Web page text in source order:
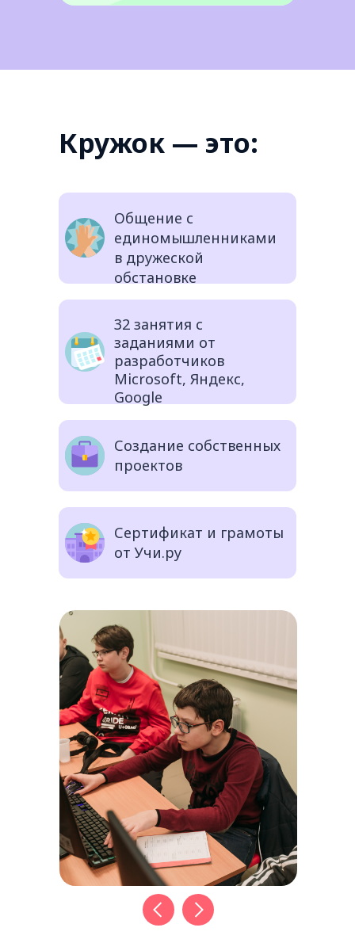
Кружок — это:
Общение с
единомышленниками
в дружеской
обстановке
32 занятия с
заданиями от
разработчиков
Microsoft, Яндекс,
Google
Создание собственных
проектов
Сертификат и грамоты
от Учи.ру